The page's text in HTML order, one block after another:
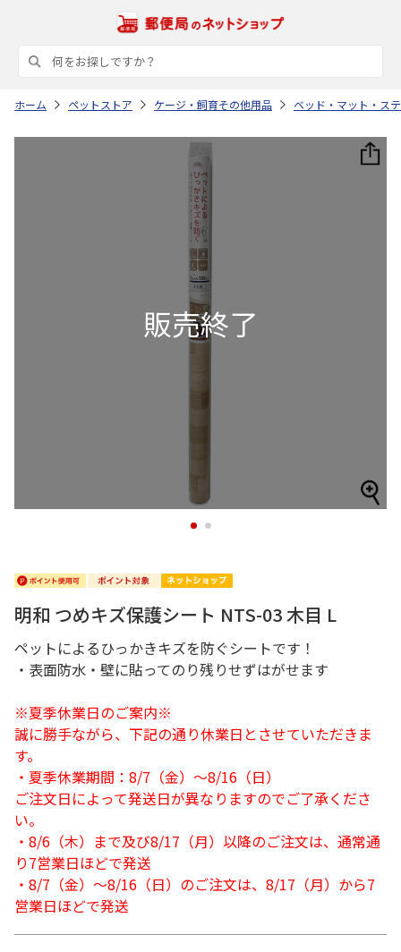
ホーム ペットストア ケージ・飼育その他用品 ベッド・マット・ス
1 2
明和 つめキズ保護シート NTS-03 木目 L
ペットによるひっかきキズを防ぐシートです！
・表面防水・壁に貼ってのり残りせずはがせます
※夏季休業日のご案内※
誠に勝手ながら、下記の通り休業日とさせていただきま
す。
・夏季休業期間：8/7（金）～8/16（日）
ご注文日によって発送日が異なりますのでご了承くださ
い。
・8/6（木）まで及び8/17（月）以降のご注文は、通常通
り7営業日ほどで発送
・8/7（金）～8/16（日）のご注文は、8/17（月）から7
営業日ほどで発送